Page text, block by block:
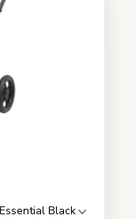
Essential Black